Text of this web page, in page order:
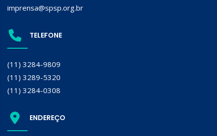
imprensa@spsp.org.br
TELEFONE
(11) 3284-9809
(11) 3289-5320
(11) 3284-0308
ENDEREÇO